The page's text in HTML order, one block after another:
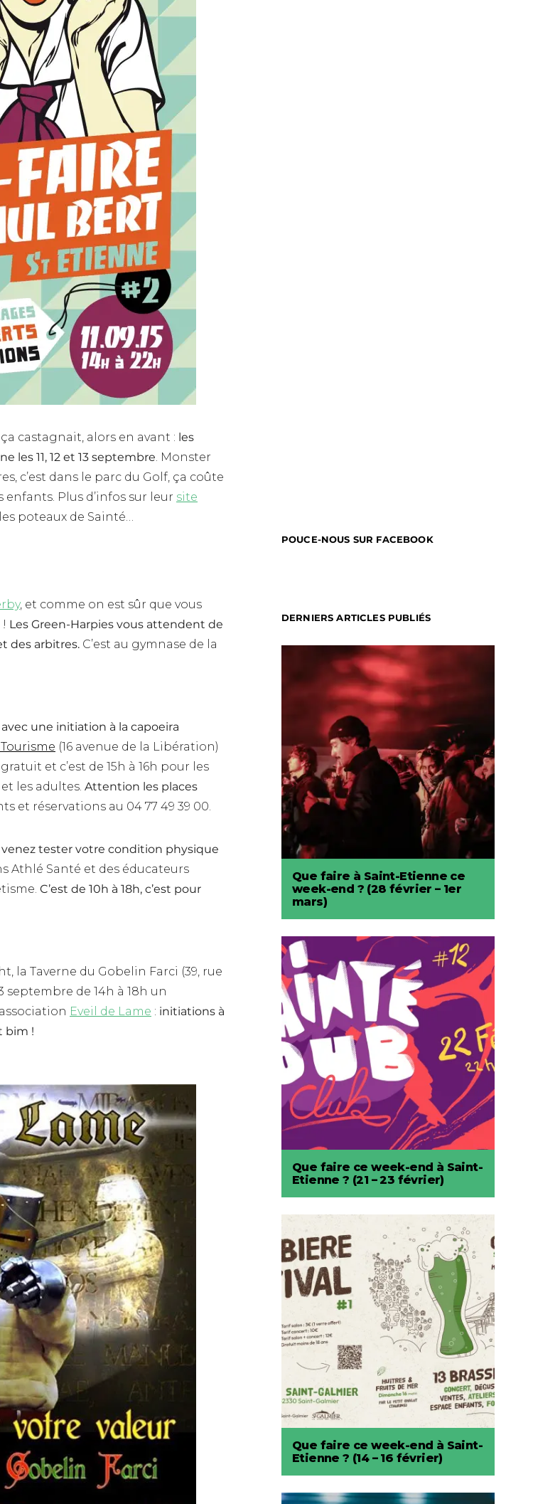
castagnait, alors en avant : les
les 11, 12 et 13 septembre. Monster
c’est dans le parc du Golf, ça coûte
enfants. Plus d’infos sur leur site
poteaux de Sainté…
, et comme on est sûr que vous
Les Green-Harpies vous attendent de
des arbitres. C’est au gymnase de la
une initiation à la capoeira
(16 avenue de la Libération)
et c’est de 15h à 16h pour les
et les adultes. Attention les places
et réservations au 04 77 49 39 00.
venez tester votre condition physique
Athlé Santé et des éducateurs
C’est de 10h à 18h, c’est pour
la Taverne du Gobelin Farci (39, rue
septembre de 14h à 18h un
Eveil de Lame : initiations à
bim !
POUCE-NOUS SUR FACEBOOK
DERNIERS ARTICLES PUBLIÉS
Que faire à Saint-Etienne ce
week-end ? (28 février – 1er
mars)
Que faire ce week-end à Saint-
Etienne ? (21 – 23 février)
Que faire ce week-end à Saint-
Etienne ? (14 – 16 février)